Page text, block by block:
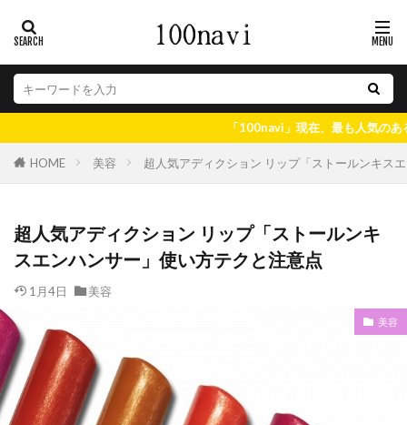
「100navi」現在、最も人気のある情報はコチ
HOME 美容 超人気アディクション リップ「ストールンキス
超人気アディクション リップ「ストールンキ
スエンハンサー」使い方テクと注意点
1月4日 美容
美容